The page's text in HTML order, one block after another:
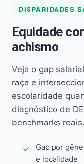
DISPARIDADES
Equidade
achismo
Veja o gap
raça e
escolaridade
diagnóstico de
benchmarks reais.
Gap por
e localidade